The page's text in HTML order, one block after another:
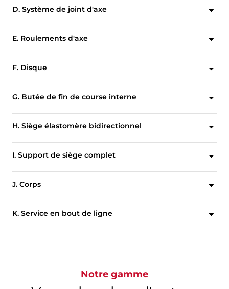
D. Système de joint d'axe
E. Roulements d'axe
F. Disque
G. Butée de fin de course interne
H. Siège élastomère bidirectionnel
I. Support de siège complet
J. Corps
K. Service en bout de ligne
Notre gamme